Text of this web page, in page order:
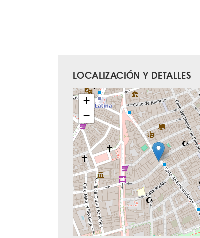
LOCALIZACIÓN Y DETALLES
+
−